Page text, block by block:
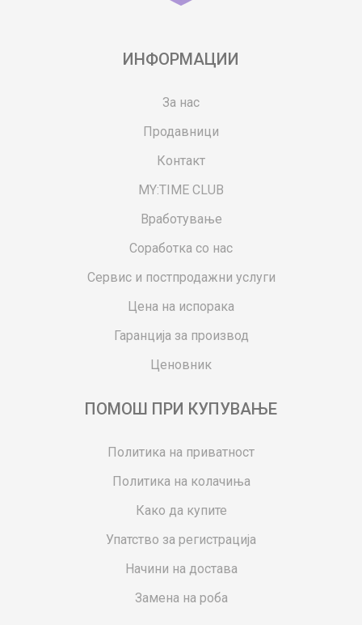
ИНФОРМАЦИИ
За нас
Продавници
Контакт
MY:TIME CLUB
Вработување
Соработка со нас
Сервис и постпродажни услуги
Цена на испорака
Гаранција за производ
Ценовник
ПОМОШ ПРИ КУПУВАЊЕ
Политика на приватност
Политика на колачиња
Како да купите
Упатство за регистрација
Начини на достава
Замена на роба